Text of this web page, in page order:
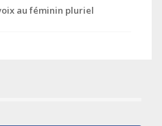
au féminin pluriel